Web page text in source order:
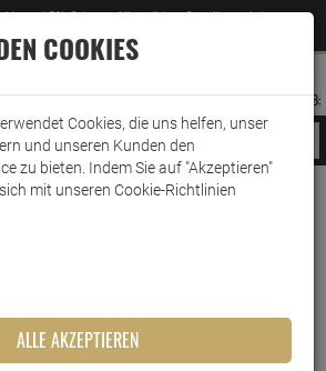
und 5% Rabatt auf Ihre nächste Bestellung erhalten
–Zum Newsletter
ANMELDEN
AUFKLAPPEN
MERKZETTEL
WARENKORB:
www.wark24.de Haushaltsreiniger
Sanitärreiniger
WC Rein 1 Kilo
WC Rein 1 Kilo
COOKIES
Cookies, die uns helfen, unser
und unseren Kunden den
zu bieten. Indem Sie auf "Akzeptieren"
mit unseren Cookie-Richtlinien
ALLE AKZEPTIEREN